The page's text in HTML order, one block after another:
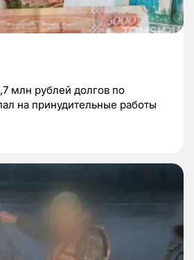
млн рублей долгов по
на принудительные работы